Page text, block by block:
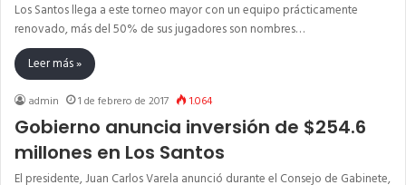
Los Santos llega a este torneo mayor con un equipo prácticamente
renovado, más del 50% de sus jugadores son nombres…
Leer más »
admin 1 de febrero de 2017 1.064
Gobierno anuncia inversión de $254.6
millones en Los Santos
El presidente, Juan Carlos Varela anunció durante el Consejo de Gabinete,